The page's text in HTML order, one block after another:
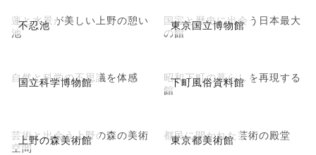
不忍池
蓮と水景が美しい上野の憩い
池
東京国立博物館
国宝と歴史に出会う日本最大
の館
国立科学博物館
自然と科学の不思議を体感 下町風俗資料館
昭和下町の暮らしを再現する
館
上野の森美術館
芸術と出会う上野の森の美術
空間
東京都美術館
都民に開かれた芸術の殿堂